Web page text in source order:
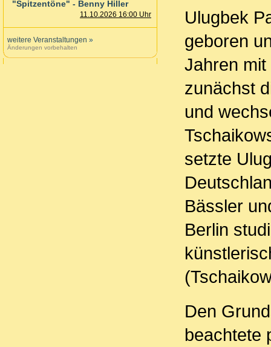
"Spitzentöne" - Benny Hiller
11.10.2026 16:00 Uhr
weitere Veranstaltungen »
Änderungen vorbehalten
Ulugbek
geboren
Jahren
zunächst
und
setzte
Bässler
Berlin
Den
beachtete